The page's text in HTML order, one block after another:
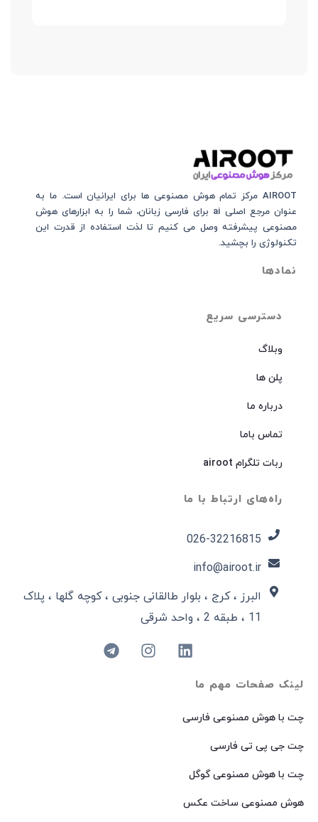
لینک صفحات مهم ما
چت با هوش مصنوعی فارسی
چت جی پی تی فارسی
چت با هوش مصنوعی گوگل
هوش مصنوعی ساخت عکس
دسترسی سریع
وبلاگ
پلن ها
درباره ما
تماس باما
ربات تلگرام airoot
راه‌های ارتباط با ما
026-32216815​
info@airoot.ir
البرز ، کرج ، بلوار طالقانی جنوبی ، کوچه گلها ، پلاک
11 ، طبقه 2 ، واحد شرقی
AIROOT مرکز تمام هوش مصنوعی‌‌‌ ها برای ایرانیان است. ما به
عنوان مرجع اصلی ai برای فارسی زبانان، شما را به ابزارهای هوش
مصنوعی پیشرفته وصل می کنیم تا لذت استفاده از قدرت این
تکنولوژی را بچشید.
نمادها